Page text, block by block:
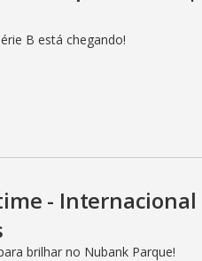
B está chegando!
- Internacional
brilhar no Nubank Parque!